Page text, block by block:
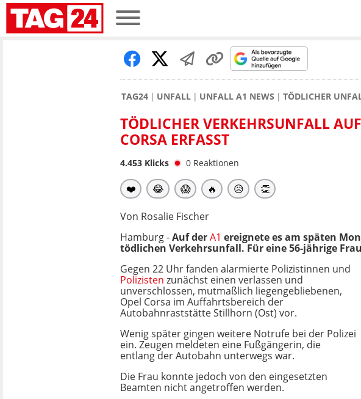
TAG24 UNFALL UNFALL A1 NEWS TÖDLICHER
TÖDLICHER VERKEHRSUNFALL
ORSA ERFASST
4.453 Klicks 0 Reaktionen
❤️ 😂 😱 🔥 😥 👏
Von Rosalie Fischer
Hamburg -Auf derA1 ereignete es am späten
tödlichen Verkehrsunfall. Für eine 56-jährige
Gegen 22 Uhr fanden alarmierte Polizistinnen und
Polizisten zunächst einen verlassen und
unverschlossen, mutmaßlich liegengebliebenen,
Opel Corsa im Auffahrtsbereich der
Autobahnraststätte Stillhorn (Ost) vor.
Wenig später gingen weitere Notrufe bei der Polizei
ein. Zeugen meldeten eine Fußgängerin, die
entlang der Autobahn unterwegs war.
Die Frau konnte jedoch von den eingesetzten
Beamten nicht angetroffen werden.